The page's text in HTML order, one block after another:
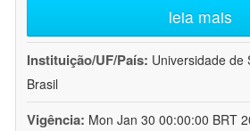
leia mais
Instituição/UF/País: Universidade de
Brasil
Vigência: Mon Jan 30 00:00:00 BRT